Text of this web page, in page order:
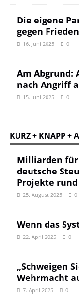
Die eigene
gegen
16. Juni 2025 0
Am Abgrund:
nach Angriff
15. Juni 2025 0
KURZ + KNAPP +
Milliarden für
deutsche
Projekte
25. August 2025 0
Wenn das
22. April 2025 0
„Schweigen
Wehrmacht
7. April 2025 0